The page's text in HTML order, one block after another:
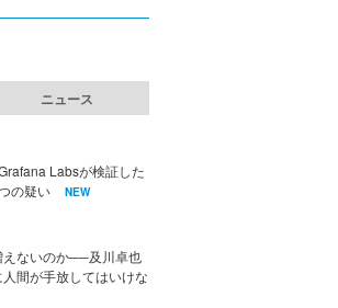
ニュース
Labsが検証した
の疑い
NEW
えないのか──及川卓也
間が手放してはいけな